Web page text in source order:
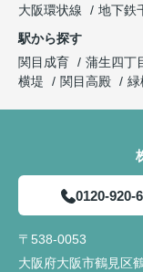
大阪環状線
地下鉄
駅から探す
関目成育
蒲生四丁
横堤
関目高殿 緑
0120-920-
〒538-0053
大阪府大阪市鶴見区